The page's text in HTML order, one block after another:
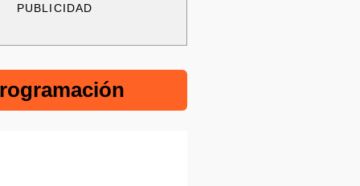
PUBLICIDAD